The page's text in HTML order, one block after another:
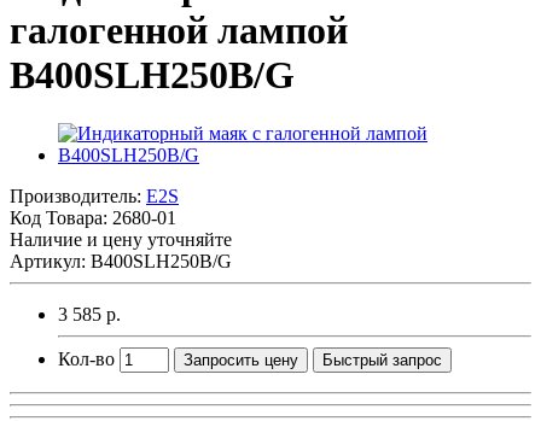
галогенной лампой
B400SLH250B/G
Производитель: E2S
Код Товара: 2680-01
Наличие и цену уточняйте
Артикул: B400SLH250B/G
3 585 р.
Кол-во Запросить цену Быстрый запрос